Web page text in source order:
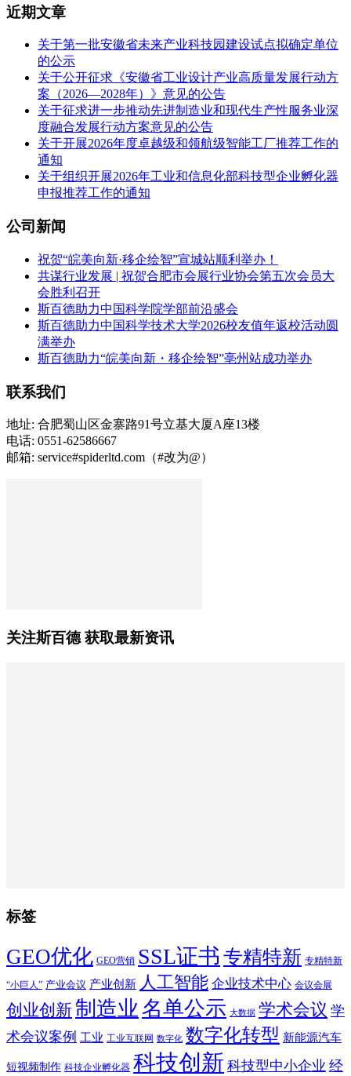
近期文章
关于第一批安徽省未来产业科技园建设试点拟确定单位
的公示
关于公开征求《安徽省工业设计产业高质量发展行动方
案（2026—2028年）》意见的公告
关于征求进一步推动先进制造业和现代生产性服务业深
度融合发展行动方案意见的公告
关于开展2026年度卓越级和领航级智能工厂推荐工作的
通知
关于组织开展2026年工业和信息化部科技型企业孵化器
申报推荐工作的通知
公司新闻
祝贺“皖美向新·移企绘智”宣城站顺利举办！
共谋行业发展 | 祝贺合肥市会展行业协会第五次会员大
会胜利召开
斯百德助力中国科学院学部前沿盛会
斯百德助力中国科学技术大学2026校友值年返校活动圆
满举办
斯百德助力“皖美向新・移企绘智”亳州站成功举办
联系我们
地址: 合肥蜀山区金寨路91号立基大厦A座13楼
电话: 0551-62586667
邮箱: service#spiderltd.com（#改为@）
关注斯百德 获取最新资讯
标签
GEO优化 GEO营销 SSL证书 专精特新 专精特新
“小巨人” 产业会议 产业创新 人工智能 企业技术中心 会议会展
创业创新制造业 名单公示 大数据 学术会议 学
术会议案例 工业 工业互联网 数字化 数字化转型 新能源汽车
短视频制作 科技企业孵化器 科技创新 科技型中小企业 经